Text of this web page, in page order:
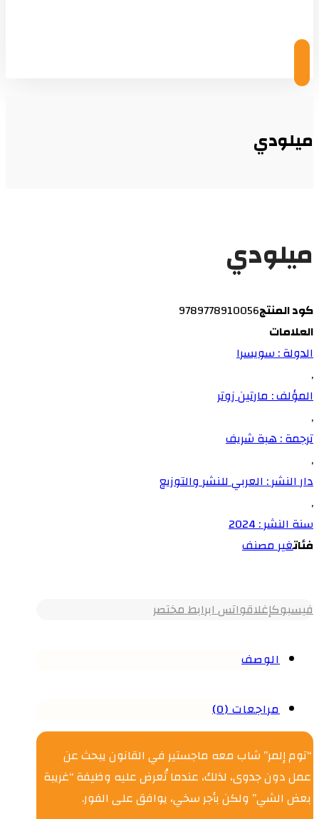
ميلودي
ميلودي
كود المنتج9789778910056
العلامات
الدولة : سويسرا
,
المؤلف : مارتين زوتر
,
ترجمة : هبة شريف
,
دار النشر : العربي للنشر والتوزيع
,
سنة النشر : 2024
فئاتغير مصنف
فيسبوكإغلاقواتس ابرابط مختصر
الوصف
مراجعات (0)
“توم إلمر” شاب معه ماجستير في القانون يبحث عن
عمل دون جدوى، لذلك، عندما تُعرض عليه وظيفة “غريبة
بعض الشي” ولكن بأجر سخي، يوافق على الفور.